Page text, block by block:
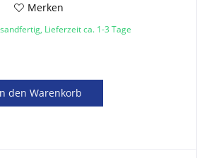
Merken
Lieferzeit ca. 1-3 Tage
den Warenkorb